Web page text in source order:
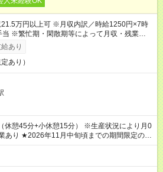
万円以上可 ※月収内訳／時給1250円×7時
※繁忙期・閑散期等によって月収・残業時間
払い・仮払いOK（アプリでカンタン申請！）
あり
あり）
休憩45分+小休憩15分） ※生産状況により月0
あり ★2026年11月中旬頃までの期間限定のお